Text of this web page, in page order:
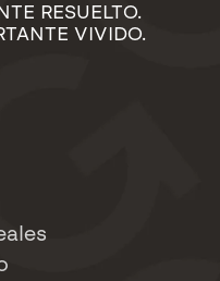
RESUELTO.
VIVIDO.